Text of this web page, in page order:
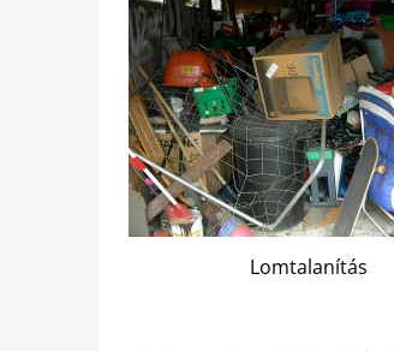
Lomtalanítás